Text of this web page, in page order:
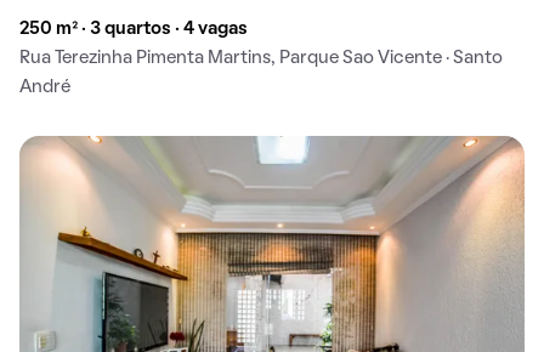
250 m² · 3 quartos · 4 vagas
Rua Terezinha Pimenta Martins, Parque Sao Vicente · Santo
André